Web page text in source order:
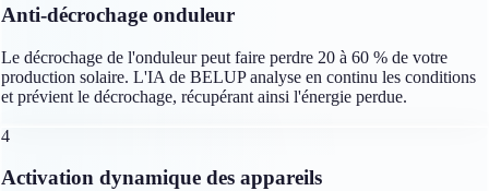
Anti-décrochage onduleur
Le décrochage de l'onduleur peut faire perdre 20 à 60 % de votre
production solaire. L'IA de BELUP analyse en continu les conditions
et prévient le décrochage, récupérant ainsi l'énergie perdue.
4
Activation dynamique des appareils